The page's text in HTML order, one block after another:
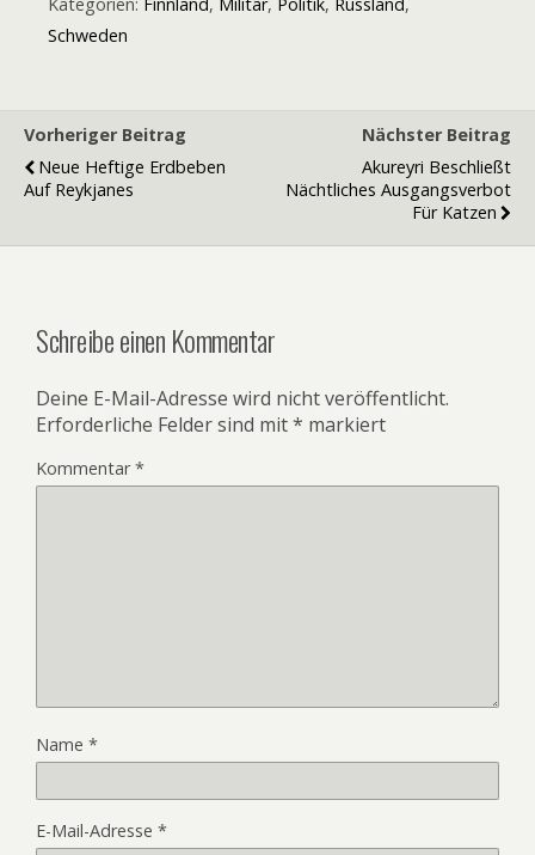
Schweden
Vorheriger Beitrag
Neue Heftige Erdbeben
Auf Reykjanes
Nächster Beitrag
Akureyri Beschließt
Nächtliches Ausgangsverbot
Für Katzen
Schreibe einen Kommentar
Deine E-Mail-Adresse wird nicht veröffentlicht.
Erforderliche Felder sind mit* markiert
Kommentar*
Name *
E-Mail-Adresse *